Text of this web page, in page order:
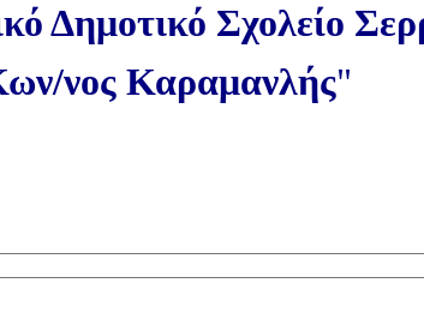
Δημοτικό Σχολείο
νος Καραμανλής"